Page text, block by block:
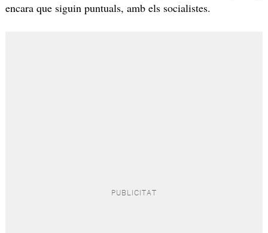
encara que siguin puntuals, amb els socialistes.